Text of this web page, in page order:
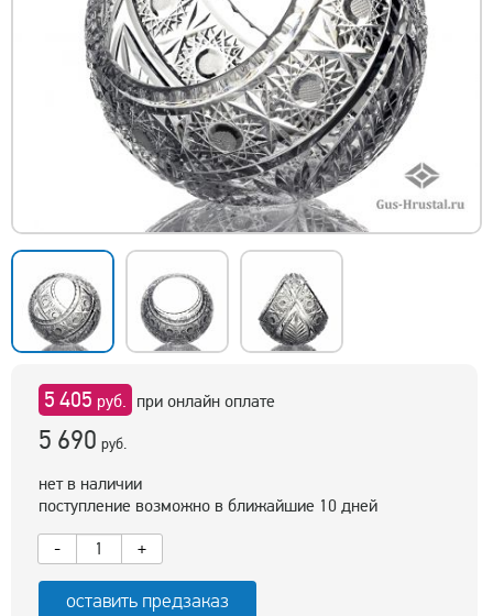
5 405 руб. при онлайн оплате
5 690 руб.
нет в наличии
поступление возможно в ближайшие 10 дней
-
+
оставить предзаказ